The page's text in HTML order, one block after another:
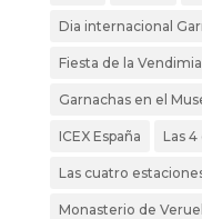
Dia internacional
Fiesta de la Vendimia
Garnachas en el
ICEX España Las
Las cuatro
Monasterio de